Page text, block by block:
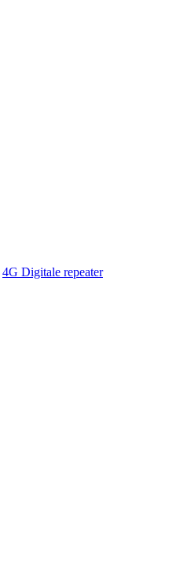
4G Digitale repeater